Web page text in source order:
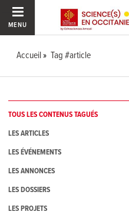
MENU
Accueil Tag #article
TOUS LES CONTENUS TAGUÉS
LES ARTICLES
LES ÉVÉNEMENTS
LES ANNONCES
LES DOSSIERS
LES PROJETS